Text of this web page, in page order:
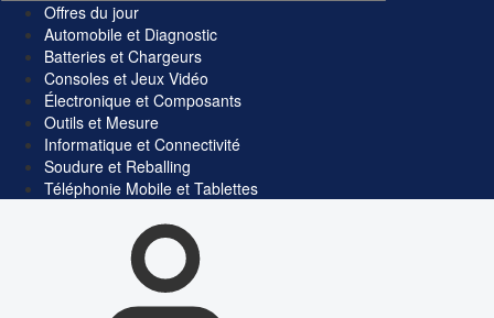
Offres du jour
Automobile et Diagnostic
Batteries et Chargeurs
Consoles et Jeux Vidéo
Électronique et Composants
Outils et Mesure
Informatique et Connectivité
Soudure et Reballing
Téléphonie Mobile et Tablettes